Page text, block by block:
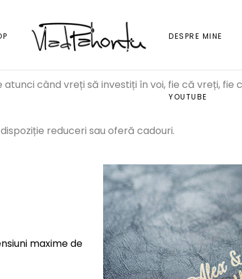
DESPRE MINE
YOUTUBE
când vreți să investiți în voi, fie că vreți, fie
reduceri sau oferă cadouri.
maxime de